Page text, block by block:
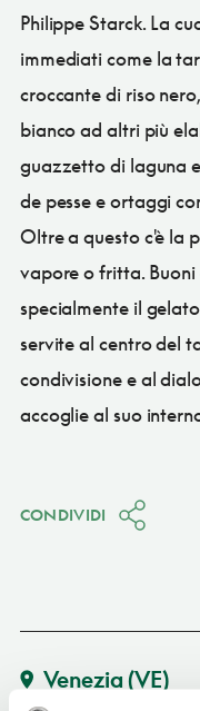
Philippe Starck. La
immediati come la
croccante di riso
bianco ad altri più
guazzetto di laguna
de pesse e ortaggi
Oltre a questo c'è la
vapore o fritta. Buoni
specialmente il
servite al centro del
condivisione e al
accoglie al suo
CONDIVIDI
Venezia (VE)